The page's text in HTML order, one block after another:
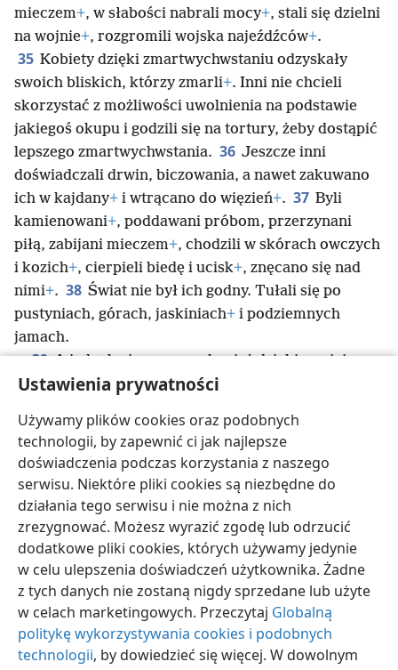
Ustawienia prywatności
Używamy plików cookies oraz podobnych
technologii, by zapewnić ci jak najlepsze
doświadczenia podczas korzystania z naszego
serwisu. Niektóre pliki cookies są niezbędne do
działania tego serwisu i nie można z nich
zrezygnować. Możesz wyrazić zgodę lub odrzucić
dodatkowe pliki cookies, których używamy jedynie
w celu ulepszenia doświadczeń użytkownika. Żadne
z tych danych nie zostaną nigdy sprzedane lub użyte
w celach marketingowych. Przeczytaj Globalną
politykę wykorzystywania cookies i podobnych
technologii, by dowiedzieć się więcej. W dowolnym
mieczem+, w słabości nabrali mocy+, stali się dzielni
na wojnie+, rozgromili wojska najeźdźców+.
35 Kobiety dzięki zmartwychwstaniu odzyskały
swoich bliskich, którzy zmarli+. Inni nie chcieli
skorzystać z możliwości uwolnienia na podstawie
jakiegoś okupu i godzili się na tortury, żeby dostąpić
lepszego zmartwychwstania. 36 Jeszcze inni
doświadczali drwin, biczowania, a nawet zakuwano
ich w kajdany+ i wtrącano do więzień+. 37 Byli
kamienowani+, poddawani próbom, przerzynani
piłą, zabijani mieczem+, chodzili w skórach owczych
i kozich+, cierpieli biedę i ucisk+, znęcano się nad
nimi+. 38 Świat nie był ich godny. Tułali się po
pustyniach, górach, jaskiniach+ i podziemnych
jamach.
39 A jednak ci wszyscy, chociaż dzięki swojej
wierze otrzymali świadectwo, że cieszą się uznaniem
40 ponieważ Bóg przewidział dla nas coś lepszego
aby oni nie mogli bez nas zostać doprowadzeni do
doskonałości.
polski Udostępnij Ustawienia
Copyright© 2026 Watch Tower Bible and Tract Society of Pennsylvania
Warunki użytkowania Polityka prywatności
Ustawienia prywatności
JW.ORG
Zaloguj